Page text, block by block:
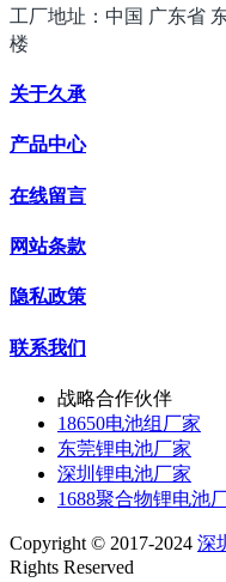
工厂地址：中国 广东省
楼
关于久承
产品中心
在线留言
网站条款
隐私政策
联系我们
战略合作伙伴
18650电池组厂家
东莞锂电池厂家
深圳锂电池厂家
1688聚合物锂电池
Copyright © 2017-2024 深
Rights Reserved